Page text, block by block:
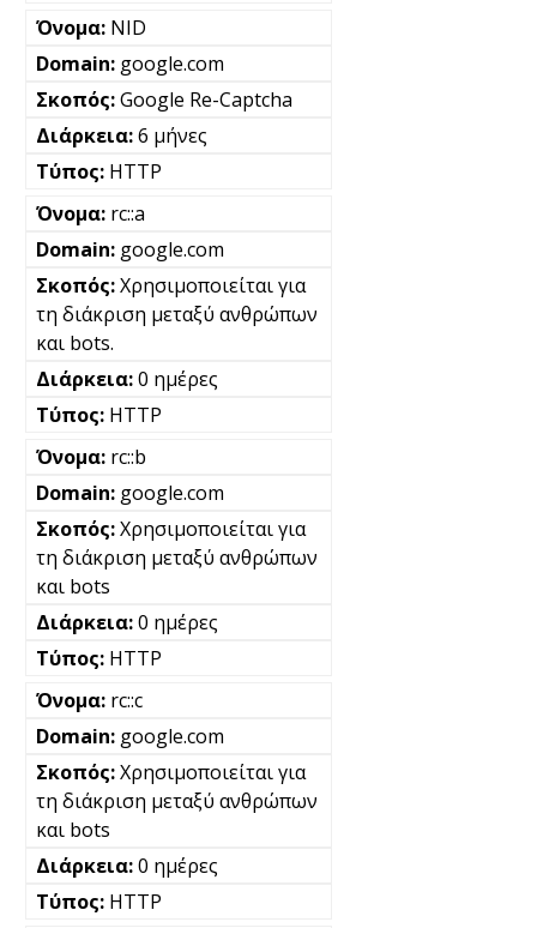
NID
google.com
Google Re-Captcha
6 μήνες
HTTP
rc::a
google.com
Χρησιμοποιείται για
τη διάκριση μεταξύ ανθρώπων
και bots.
0 ημέρες
HTTP
rc::b
google.com
Χρησιμοποιείται για
τη διάκριση μεταξύ ανθρώπων
και bots
0 ημέρες
HTTP
rc::c
google.com
Χρησιμοποιείται για
τη διάκριση μεταξύ ανθρώπων
και bots
0 ημέρες
HTTP